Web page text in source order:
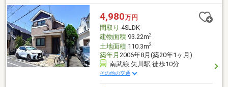
4,980万円
間取り 4SLDK
建物面積93.22m2
土地面積110.3m2
築年月 2006年8月(築20年1ヶ月)
南武線 矢川駅 徒歩10分
その他の交通